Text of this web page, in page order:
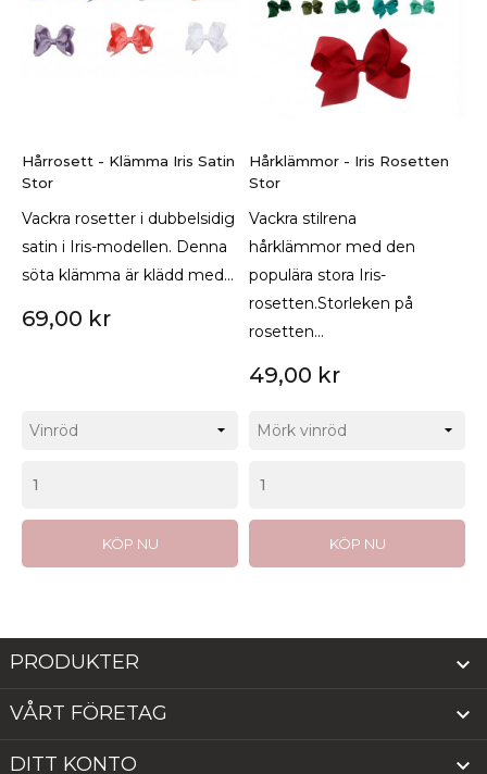
Hårrosett - Klämma Iris Satin
Stor
Vackra rosetter i dubbelsidig
satin i Iris-modellen. Denna
söta klämma är klädd med...
69,00 kr
KÖP NU
Hårklämmor - Iris Rosetten
Stor
Vackra stilrena
hårklämmor med den
populära stora Iris-
rosetten.Storleken på
rosetten...
49,00 kr
KÖP NU
PRODUKTER 
VÅRT FÖRETAG 
DITT KONTO 